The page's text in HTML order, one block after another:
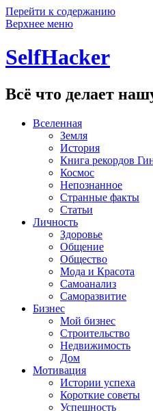
Перейти к содержанию
Верхнее меню
SelfHacker
Всё что делает
Вселенная
Земля
История
Книга рекордов
Космос
Непознанное
Странные факты
Статьи
Личность
Здоровье
Общение
Общество
Мода и Красота
Самоанализ
Саморазвитие
Бизнес
Мой бизнес
Строительство
Недвижимость
Дом
Мотивация
Истории успеха
Короткие советы
Успешность